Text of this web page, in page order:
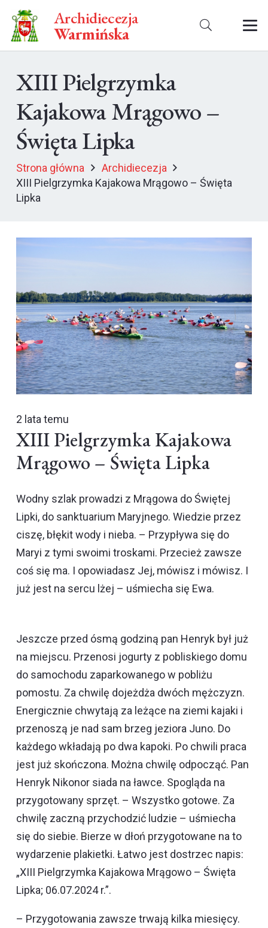
Archidiecezja
Warmińska
XIII Pielgrzymka
Kajakowa Mrągowo –
Święta Lipka
Strona główna
Archidiecezja
XIII Pielgrzymka Kajakowa Mrągowo – Święta
Lipka
2 lata temu
XIII Pielgrzymka Kajakowa
Mrągowo – Święta Lipka
Wodny szlak prowadzi z Mrągowa do Świętej
Lipki, do sanktuarium Maryjnego. Wiedzie przez
ciszę, błękit wody i nieba. – Przypływa się do
Maryi z tymi swoimi troskami. Przecież zawsze
coś się ma. I opowiadasz Jej, mówisz i mówisz. I
już jest na sercu lżej – uśmiecha się Ewa.
Jeszcze przed ósmą godziną pan Henryk był już
na miejscu. Przenosi jogurty z pobliskiego domu
do samochodu zaparkowanego w pobliżu
pomostu. Za chwilę dojeżdża dwóch mężczyzn.
Energicznie chwytają za leżące na ziemi kajaki i
przenoszą je nad sam brzeg jeziora Juno. Do
każdego wkładają po dwa kapoki. Po chwili praca
jest już skończona. Można chwilę odpocząć. Pan
Henryk Nikonor siada na ławce. Spogląda na
przygotowany sprzęt. – Wszystko gotowe. Za
chwilę zaczną przychodzić ludzie – uśmiecha
się do siebie. Bierze w dłoń przygotowane na to
wydarzenie plakietki. Łatwo jest dostrzec napis:
„XIII Pielgrzymka Kajakowa Mrągowo – Święta
Lipka; 06.07.2024 r.”.
– Przygotowania zawsze trwają kilka miesięcy.